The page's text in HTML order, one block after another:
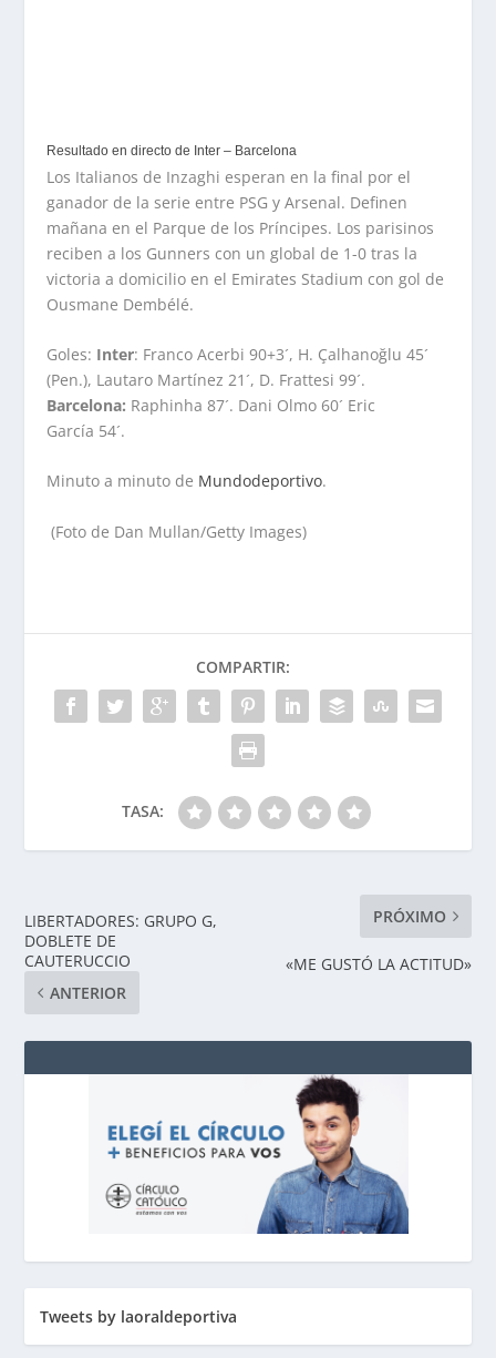
Resultado en directo de Inter – Barcelona
Los Italianos de Inzaghi esperan en la final por el
ganador de la serie entre PSG y Arsenal. Definen
mañana en el Parque de los Príncipes. Los parisinos
reciben a los Gunners con un global de 1-0 tras la
victoria a domicilio en el Emirates Stadium con gol de
Ousmane Dembélé.
Goles: Inter: Franco Acerbi 90+3´, H. Çalhanoğlu 45´
(Pen.), Lautaro Martínez 21´, D. Frattesi 99´.
Barcelona: Raphinha 87´. Dani Olmo 60´ Eric
García 54´.
Minuto a minuto de Mundodeportivo.
(Foto de Dan Mullan/Getty Images)
COMPARTIR:
TASA:
LIBERTADORES: GRUPO G,
DOBLETE DE
CAUTERUCCIO
ANTERIOR
PRÓXIMO
«ME GUSTÓ LA ACTITUD»
Tweets by laoraldeportiva